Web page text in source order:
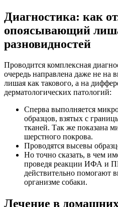
Диагностика: как
опоясывающий
разновидностей
Проводится комплексная
очередь направлена даже не на
лишая как такового, а на
дерматологических патологий:
Сперва выполняется
образцов, взятых с
тканей. Так же показана
шерстного покрова.
Проводятся высевы
Но точно сказать, в чем
проведя реакции ИФА и
действительно помогают
организме собаки.
Лечение в